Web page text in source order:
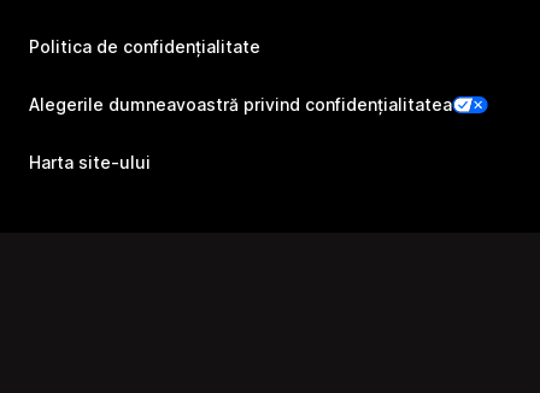
Politica de confidențialitate
Alegerile dumneavoastră privind confidențialitatea
Harta site-ului